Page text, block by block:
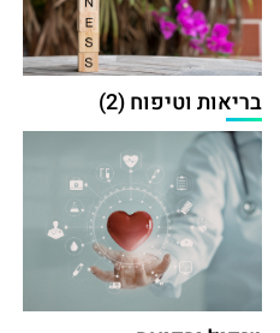
בריאות וטיפוח (2)